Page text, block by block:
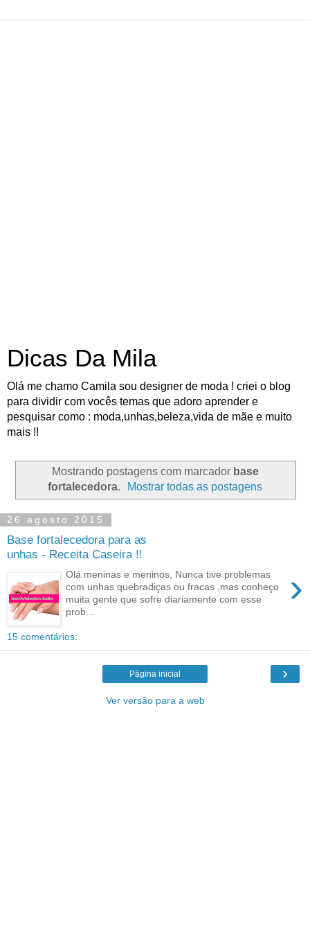
Dicas Da Mila
Olá me chamo Camila sou designer de moda ! criei o blog
para dividir com vocês temas que adoro aprender e
pesquisar como : moda,unhas,beleza,vida de mãe e muito
mais !!
Mostrando postagens com marcador base
fortalecedora. Mostrar todas as postagens
26 agosto 2015
Base fortalecedora para as
unhas - Receita Caseira !!
›
Olá meninas e meninos, Nunca tive problemas
com unhas quebradiças ou fracas ,mas conheço
muita gente que sofre diariamente com esse
prob...
15 comentários:
›
Página inicial
Ver versão para a web